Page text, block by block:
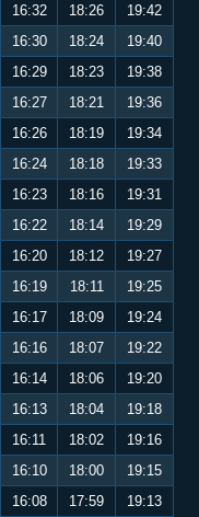
16:32 18:26
19:42
16:30 18:24
19:40
16:29 18:23
19:38
16:27 18:21
19:36
16:26 18:19
19:34
16:24 18:18
19:33
16:23 18:16
19:31
16:22 18:14
19:29
16:20 18:12
19:27
16:19 18:11
19:25
16:17 18:09
19:24
16:16 18:07
19:22
16:14 18:06
19:20
16:13 18:04
19:18
16:11 18:02
19:16
16:10 18:00
19:15
16:08 17:59
19:13